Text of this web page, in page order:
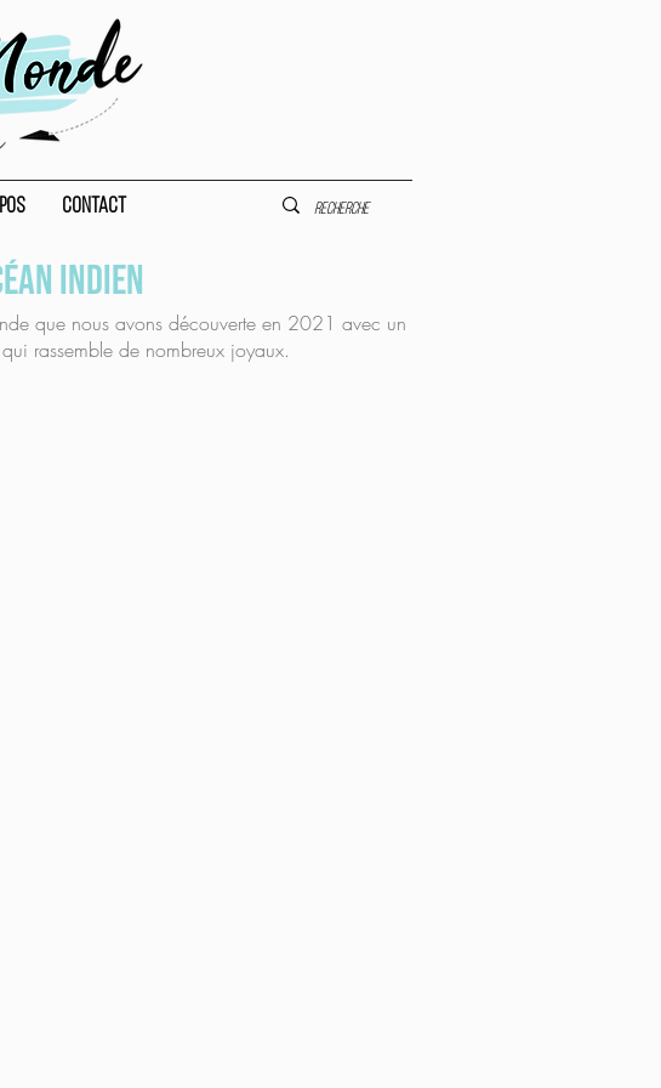
Contact
Indien
que nous avons découverte en 2021 avec un
rassemble de nombreux joyaux.